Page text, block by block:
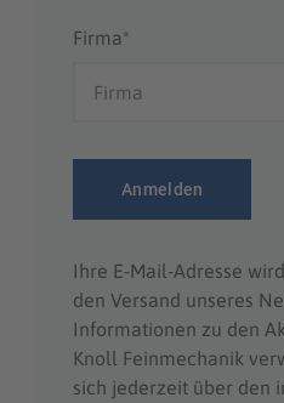
Firma*
Ihre E-Mail-Adresse
den Versand unseres
Informationen zu den
Knoll Feinmechanik
sich jederzeit über den